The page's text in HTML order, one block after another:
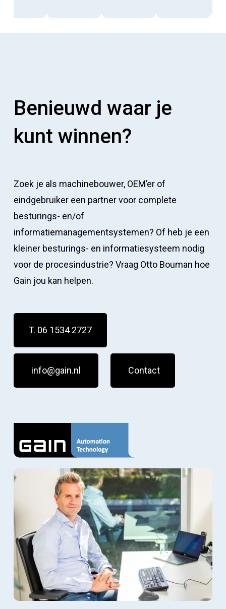
Benieuwd waar je
kunt winnen?
Zoek je als machinebouwer, OEM’er of
eindgebruiker een partner voor complete
besturings- en/of
informatiemanagementsystemen? Of heb je een
kleiner besturings- en informatiesysteem nodig
voor de procesindustrie? Vraag Otto Bouman hoe
Gain jou kan helpen.
T. 06 1534 2727
info@gain.nl Contact